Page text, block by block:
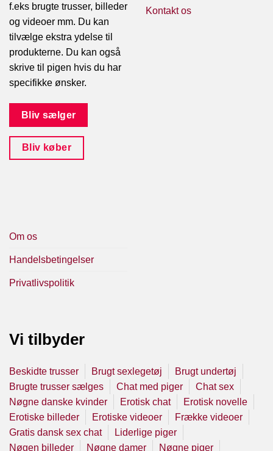
f.eks brugte trusser, billeder
og videoer mm. Du kan
tilvælge ekstra ydelse til
produkterne. Du kan også
skrive til pigen hvis du har
specifikke ønsker.
Bliv sælger
Bliv køber
Kontakt os
Om os
Handelsbetingelser
Privatlivspolitik
Vi tilbyder
Beskidte trusser Brugt sexlegetøj
Brugt undertøj
Brugte trusser sælges
Chat med piger
Chat sex
Nøgne danske kvinder
Erotisk chat
Erotisk novelle
Erotiske billeder
Erotiske videoer
Frække videoer
Gratis dansk sex chat
Liderlige piger
Nøgen billeder
Nøgne damer Nøgne piger